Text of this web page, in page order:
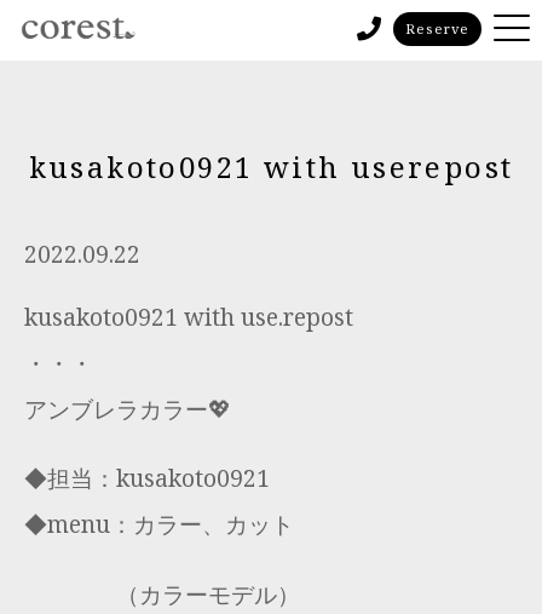
Reserve
kusakoto0921 with userepost
2022.09.22
kusakoto0921 with use.repost
・・・
アンブレラカラー💖
◆担当：kusakoto0921
◆menu：カラー、カット
（カラーモデル）